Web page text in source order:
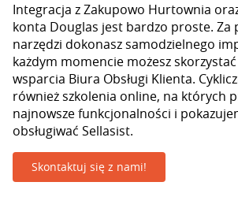
Integracja z Zakupowo Hurtownia
konta Douglas jest bardzo proste. Za
narzędzi dokonasz samodzielnego
każdym momencie możesz
wsparcia Biura Obsługi Klienta.
również szkolenia online, na których
najnowsze funkcjonalności i
obsługiwać Sellasist.
Skontaktuj się z nami!